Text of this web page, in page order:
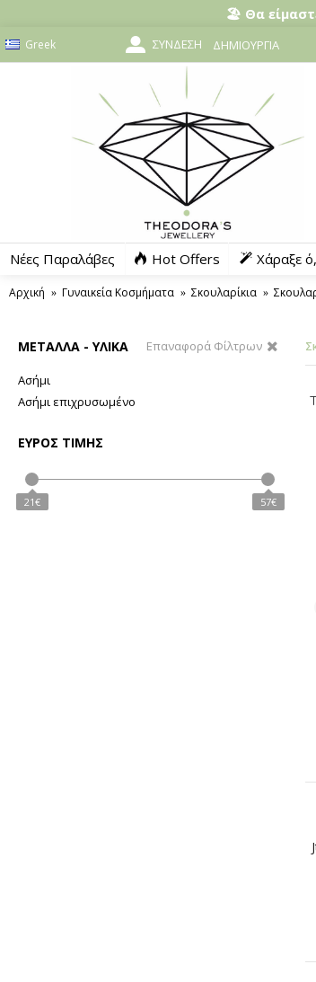
🏖️ Θα
Greek ΣΎΝΔΕΣΗ ΔΗΜΙΟΥΡΓΊΑ
Νέες Παραλάβες Hot Offers Χάραξε
Αρχική Γυναικεία Κοσμήματα Σκουλαρίκια
Επαναφορά Φίλτρων
ΜΕΤΑΛΛΑ - ΥΛΙΚΑ
Ασήμι
Ασήμι επιχρυσωμένο
ΕΥΡΟΣ ΤΙΜΗΣ
21€ 57€